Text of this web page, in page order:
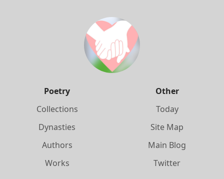
Poetry
Collections
Dynasties
Authors
Works
Other
Today
Site Map
Main Blog
Twitter